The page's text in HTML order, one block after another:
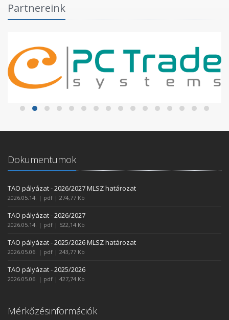
Partnereink
Dokumentumok
TAO pályázat - 2026/2027 MLSZ határozat
2026.05.14. | pdf | 274,77 Kb
TAO pályázat - 2026/2027
2026.05.14. | pdf | 522,14 Kb
TAO pályázat - 2025/2026 MLSZ határozat
2026.05.06. | pdf | 243,77 Kb
TAO pályázat - 2025/2026
2026.05.06. | pdf | 427,74 Kb
Mérkőzésinformációk